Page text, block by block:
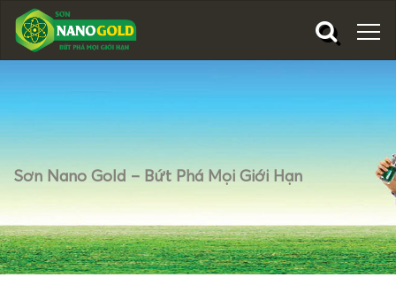
Sơn Nano Gold – Bứt Phá Mọi Giới Hạn